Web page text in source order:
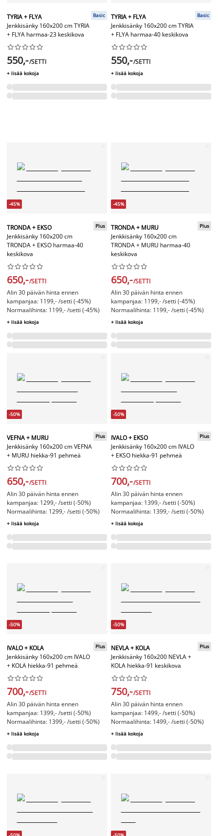
TYRIA + FLYA
Jenkkisänky 160x200 cm TYRIA
+ FLYA harmaa-23 keskikova
Basic






550,-/SETTI
+ lisää kokoja
TYRIA + FLYA
Jenkkisänky 160x200 cm TYRIA
+ FLYA harmaa-40 keskikova
Basic






550,-/SETTI
+ lisää kokoja
-45%
TRONDA + EKSO
Jenkkisänky 160x200 cm
TRONDA + EKSO harmaa-40
keskikova
Plus






650,-/SETTI
Alin 30 päivän hinta ennen
kampanjaa: 1199,- /setti (-45%)
Normaalihinta: 1199,- /setti (-45%)
+ lisää kokoja
-45%
TRONDA + MURU
Jenkkisänky 160x200 cm
TRONDA + MURU harmaa-40
keskikova
Plus






650,-/SETTI
Alin 30 päivän hinta ennen
kampanjaa: 1199,- /setti (-45%)
Normaalihinta: 1199,- /setti (-45%)
+ lisää kokoja
-50%
VEFNA + MURU
Jenkkisänky 160x200 cm VEFNA
+ MURU hiekka-91 pehmeä
Plus






650,-/SETTI
Alin 30 päivän hinta ennen
kampanjaa: 1299,- /setti (-50%)
Normaalihinta: 1299,- /setti (-50%)
+ lisää kokoja
-50%
IVALO + EKSO
Jenkkisänky 160x200 cm IVALO
+ EKSO hiekka-91 pehmeä
Plus






700,-/SETTI
Alin 30 päivän hinta ennen
kampanjaa: 1399,- /setti (-50%)
Normaalihinta: 1399,- /setti (-50%)
+ lisää kokoja
-50%
IVALO + KOLA
Jenkkisänky 160x200 cm IVALO
+ KOLA hiekka-91 pehmeä
Plus






700,-/SETTI
Alin 30 päivän hinta ennen
kampanjaa: 1399,- /setti (-50%)
Normaalihinta: 1399,- /setti (-50%)
+ lisää kokoja
-50%
NEVLA + KOLA
Jenkkisänky 160x200 NEVLA +
KOLA hiekka-91 keskikova
Plus






750,-/SETTI
Alin 30 päivän hinta ennen
kampanjaa: 1499,- /setti (-50%)
Normaalihinta: 1499,- /setti (-50%)
+ lisää kokoja